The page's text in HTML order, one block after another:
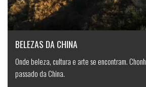
BELEZAS DA CHINA
Onde beleza, cultura e arte se encontram.
passado da China.